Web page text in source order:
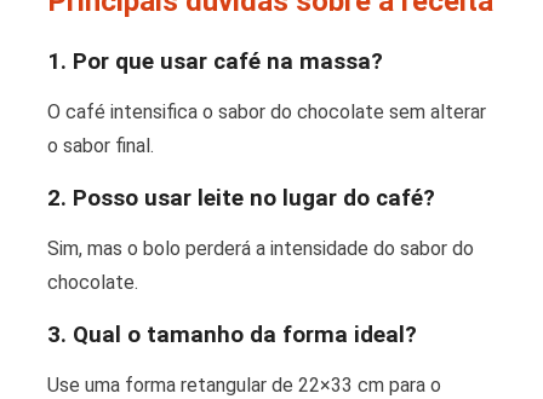
1. Por que usar café na massa?
O café intensifica o sabor do chocolate sem alterar
o sabor final.
2. Posso usar leite no lugar do café?
Sim, mas o bolo perderá a intensidade do sabor do
chocolate.
3. Qual o tamanho da forma ideal?
Use uma forma retangular de 22×33 cm para o